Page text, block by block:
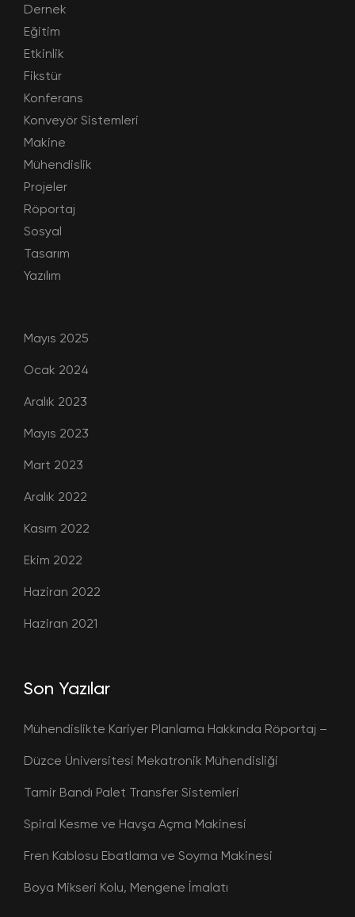
Dernek
Eğitim
Etkinlik
Fikstür
Konferans
Konveyör Sistemleri
Makine
Mühendislik
Projeler
Röportaj
Sosyal
Tasarım
Yazılım
Mayıs 2025
Ocak 2024
Aralık 2023
Mayıs 2023
Mart 2023
Aralık 2022
Kasım 2022
Ekim 2022
Haziran 2022
Haziran 2021
Son Yazılar
Mühendislikte Kariyer Planlama Hakkında Röportaj –
Düzce Üniversitesi Mekatronik Mühendisliği
Tamir Bandı Palet Transfer Sistemleri
Spiral Kesme ve Havşa Açma Makinesi
Fren Kablosu Ebatlama ve Soyma Makinesi
Boya Mikseri Kolu, Mengene İmalatı